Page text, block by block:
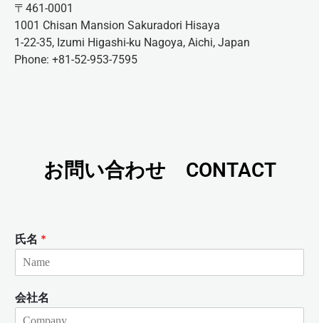
〒461-0001
1001 Chisan Mansion Sakuradori Hisaya
1-22-35, Izumi Higashi-ku Nagoya, Aichi, Japan
Phone: +81-52-953-7595
お問い合わせ CONTACT
氏名 *
会社名